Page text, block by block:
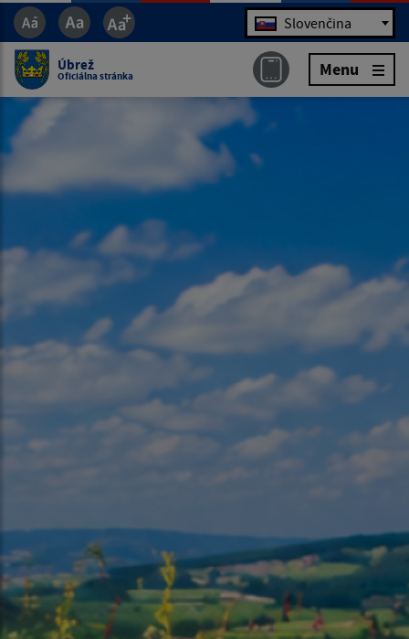
Jazyk Slovenčina
Úbrež
Oficiálna stránka Menu